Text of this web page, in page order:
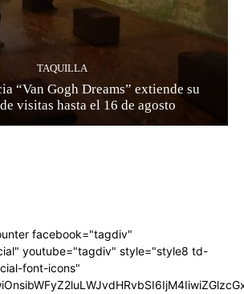
TAQUILLA
“Van Gogh Dreams” extiende su
visitas hasta el 16 de agosto
facebook="tagdiv"
youtube="tagdiv" style="style8 td-
font-icons"